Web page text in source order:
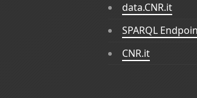
data.CNR.it
SPARQL
CNR.it